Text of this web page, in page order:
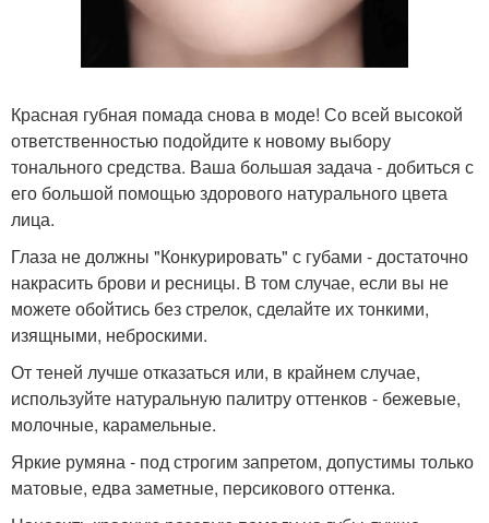
Красная губная помада снова в моде! Со всей высокой
ответственностью подойдите к новому выбору
тонального средства. Ваша большая задача - добиться с
его большой помощью здорового натурального цвета
лица.
Глаза не должны "Конкурировать" с губами - достаточно
накрасить брови и ресницы. В том случае, если вы не
можете обойтись без стрелок, сделайте их тонкими,
изящными, неброскими.
От теней лучше отказаться или, в крайнем случае,
используйте натуральную палитру оттенков - бежевые,
молочные, карамельные.
Яркие румяна - под строгим запретом, допустимы только
матовые, едва заметные, персикового оттенка.